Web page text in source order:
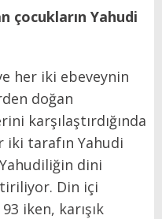
çocukların Yahudi
her iki ebeveynin
doğan
karşılaştırdığında
iki tarafın Yahudi
dini
Din içi
iken, karışık